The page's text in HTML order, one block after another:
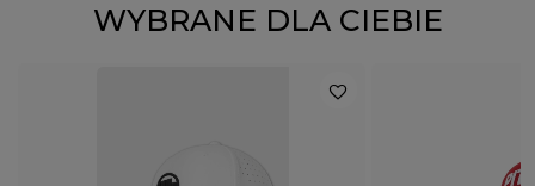
MĘŻCZYZNA
ZADAJ PYTANIE
WYBRANE DLA CIEBIE